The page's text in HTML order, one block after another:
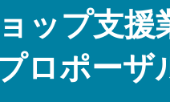
ップ支援
ロポーザ